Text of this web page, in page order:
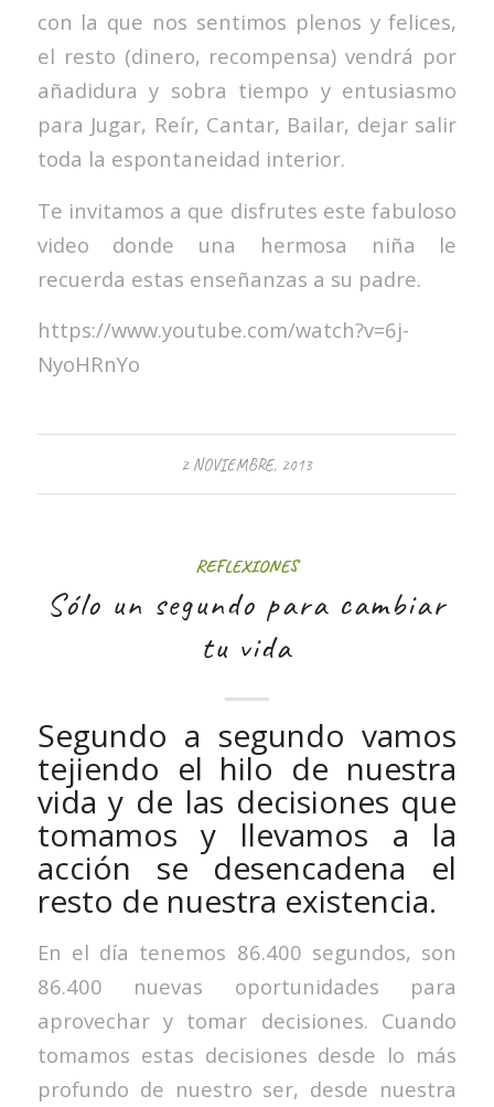
con la que nos sentimos plenos y felices,
el resto (dinero, recompensa) vendrá por
añadidura y sobra tiempo y entusiasmo
para Jugar, Reír, Cantar, Bailar, dejar salir
toda la espontaneidad interior.
Te invitamos a que disfrutes este fabuloso
video donde una hermosa niña le
recuerda estas enseñanzas a su padre.
https://www.youtube.com/watch?v=6j-
NyoHRnYo
2 NOVIEMBRE, 2013
REFLEXIONES
Sólo un segundo para cambiar
tu vida
Segundo a segundo vamos
tejiendo el hilo de nuestra
vida y de las decisiones que
tomamos y llevamos a la
acción se desencadena el
resto de nuestra existencia.
En el día tenemos 86.400 segundos, son
86.400 nuevas oportunidades para
aprovechar y tomar decisiones. Cuando
tomamos estas decisiones desde lo más
profundo de nuestro ser, desde nuestra